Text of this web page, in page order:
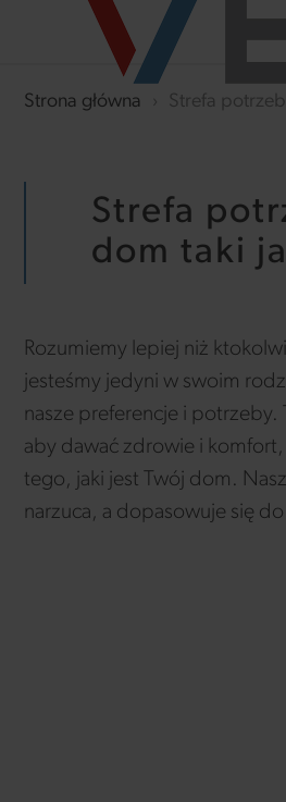
Strona główna › Strefa potrzeb
Strefa
dom taki
Rozumiemy lepiej niż
jesteśmy jedyni w swoim
nasze preferencje i
aby dawać zdrowie i
tego, jaki jest Twój dom.
narzuca, a dopasowuje się